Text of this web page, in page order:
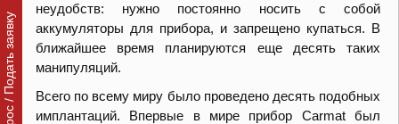
неудобств: нужно постоянно носить с собой
аккумуляторы для прибора, и запрещено купаться. В
ближайшее время планируются еще десять таких
манипуляций.
Всего по всему миру было проведено десять подобных
имплантаций. Впервые в мире прибор Carmat был